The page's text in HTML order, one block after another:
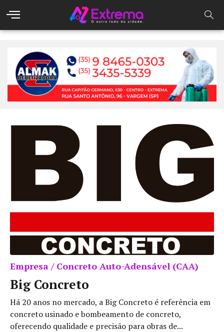
Empresa / Concreto Auto-Adensável (CAA)
Big Concreto
Há 20 anos no mercado, a Big Concreto é referência em
concreto usinado e bombeamento de concreto,
oferecendo qualidade e precisão para obras de...